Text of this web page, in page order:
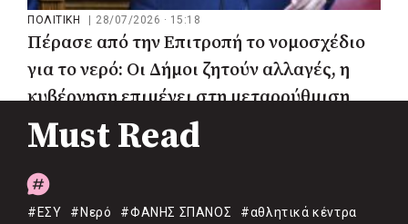
ΠΟΛΙΤΙΚΗ | 28/07/2026 · 15:18
Πέρασε από την Επιτροπή το νομοσχέδιο
για το νερό: Οι Δήμοι ζητούν αλλαγές, η
κυβέρνηση επιμένει στη μεταρρύθμιση
Must Read
#ΕΣΥ #Νερό #ΦΑΝΗΣ ΣΠΑΝΟΣ
#αθλητικά κέντρα